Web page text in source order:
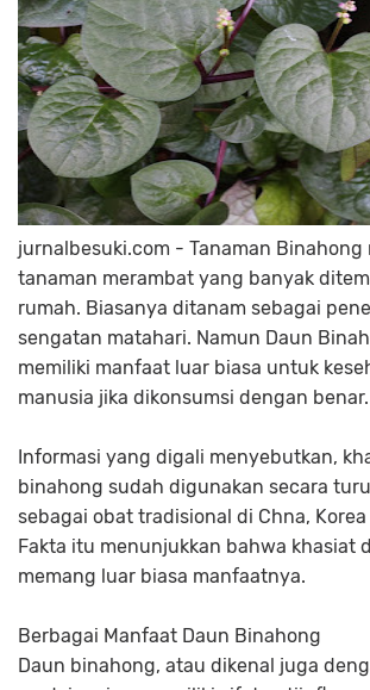
jurnalbesuki.com - Tanaman Binahong
tanaman merambat yang banyak
rumah. Biasanya ditanam sebagai
sengatan matahari. Namun Daun
memiliki manfaat luar biasa untuk
manusia jika dikonsumsi dengan benar.
Informasi yang digali menyebutkan,
binahong sudah digunakan secara
sebagai obat tradisional di Chna,
Fakta itu menunjukkan bahwa khasiat
memang luar biasa manfaatnya.
Berbagai Manfaat Daun Binahong
Daun binahong, atau dikenal juga